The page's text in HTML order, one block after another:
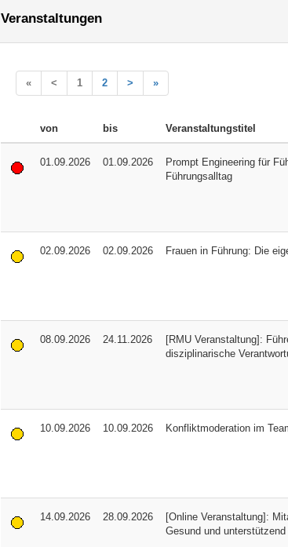
Veranstaltungen
« < 1 2 > »
von bis Veranstaltungstitel
01.09.2026 01.09.2026
Prompt Engineering für
Führungsalltag
02.09.2026 02.09.2026 Frauen in Führung: Die
08.09.2026 24.11.2026
[RMU Veranstaltung]:
disziplinarische
10.09.2026 10.09.2026 Konfliktmoderation im
14.09.2026 28.09.2026
[Online Veranstaltung]:
Gesund und